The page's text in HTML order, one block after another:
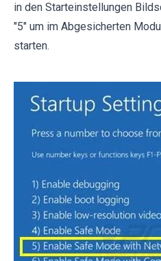
in den Starteinstellungen
"5" um im Abgesicherten
starten.